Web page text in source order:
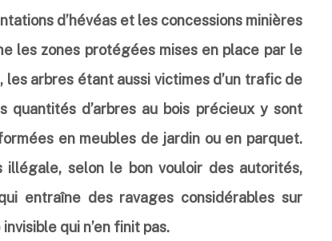
d’hévéas et les concessions minières
les zones protégées mises en place par le
arbres étant aussi victimes d’un trafic de
quantités d’arbres au bois précieux y sont
en meubles de jardin ou en parquet.
selon le bon vouloir des autorités,
entraîne des ravages considérables sur
qui n’en finit pas.